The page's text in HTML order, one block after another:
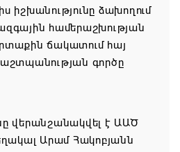
իշխանությունը ձախողում
ազգային համերաշխության
ճակատում հայ
գործը
վերանշանակվել է ԱԱԾ
Արամ Հակոբյանն